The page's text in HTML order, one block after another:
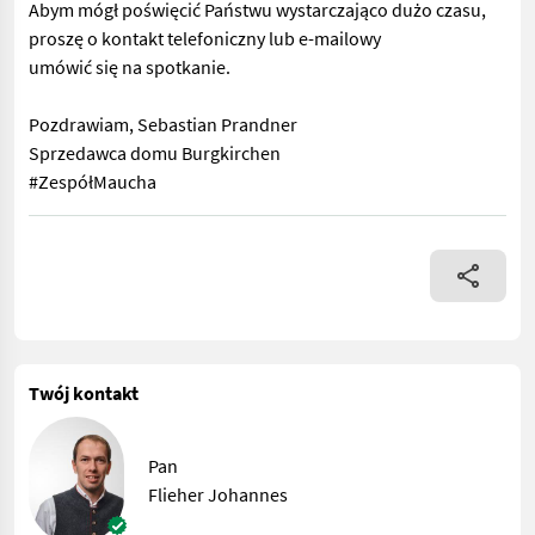
Abym mógł poświęcić Państwu wystarczająco dużo czasu,
proszę o kontakt telefoniczny lub e-mailowy
umówić się na spotkanie.
Pozdrawiam, Sebastian Prandner
Sprzedawca domu Burgkirchen
#ZespółMaucha
Holzknecht HS 150, 5 ton, lina 70m/10, 170 kg. Urządzenie
Twój kontakt
Pan
Flieher Johannes